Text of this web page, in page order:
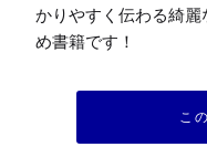
かりやすく伝わる綺
め書籍です！
こ